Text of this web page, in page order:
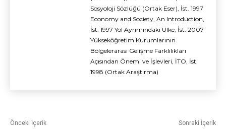
Sosyoloji Sözlüğü (Ortak Eser), İst. 1997
Economy and Society, An Introduction,
İst. 1997 Yol Ayrımındaki Ülke, İst. 2007
Yükseköğretim Kurumlarının
Bölgelerarası Gelişme Farklılıkları
Açısından Önemi ve İşlevleri, İTO, İst.
1998 (Ortak Araştırma)
Önceki İçerik Sonraki İçerik